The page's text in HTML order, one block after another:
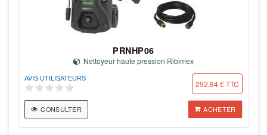
PRNHP06
Nettoyeur haute pression Ribimex
AVIS UTILISATEURS
292,84 € TTC
CONSULTER ACHETER